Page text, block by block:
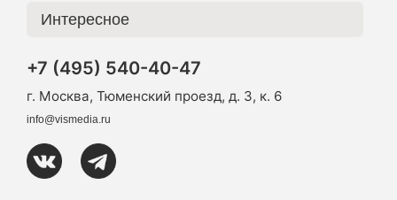
Интересное
+7 (495) 540-40-47
г. Москва, Тюменский проезд, д. 3, к. 6
info@vismedia.ru